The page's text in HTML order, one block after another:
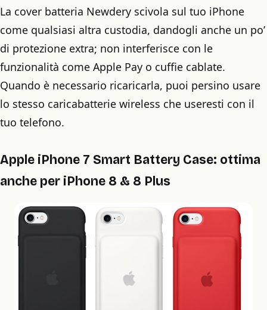
La cover batteria Newdery scivola sul tuo iPhone
come qualsiasi altra custodia, dandogli anche un po’
di protezione extra; non interferisce con le
funzionalità come Apple Pay o cuffie cablate.
Quando è necessario ricaricarla, puoi persino usare
lo stesso caricabatterie wireless che useresti con il
tuo telefono.
Apple iPhone 7 Smart Battery Case: ottima
anche per iPhone 8 & 8 Plus